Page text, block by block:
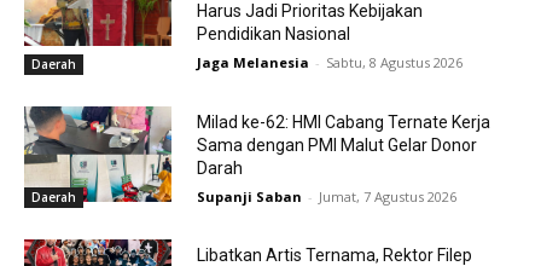
Daerah
Harus Jadi Prioritas Kebijakan
Pendidikan Nasional
Jaga Melanesia - Sabtu, 8 Agustus 2026
Daerah
Milad ke-62: HMI Cabang Ternate Kerja
Sama dengan PMI Malut Gelar Donor
Darah
Supanji Saban - Jumat, 7 Agustus 2026
Libatkan Artis Ternama, Rektor Filep